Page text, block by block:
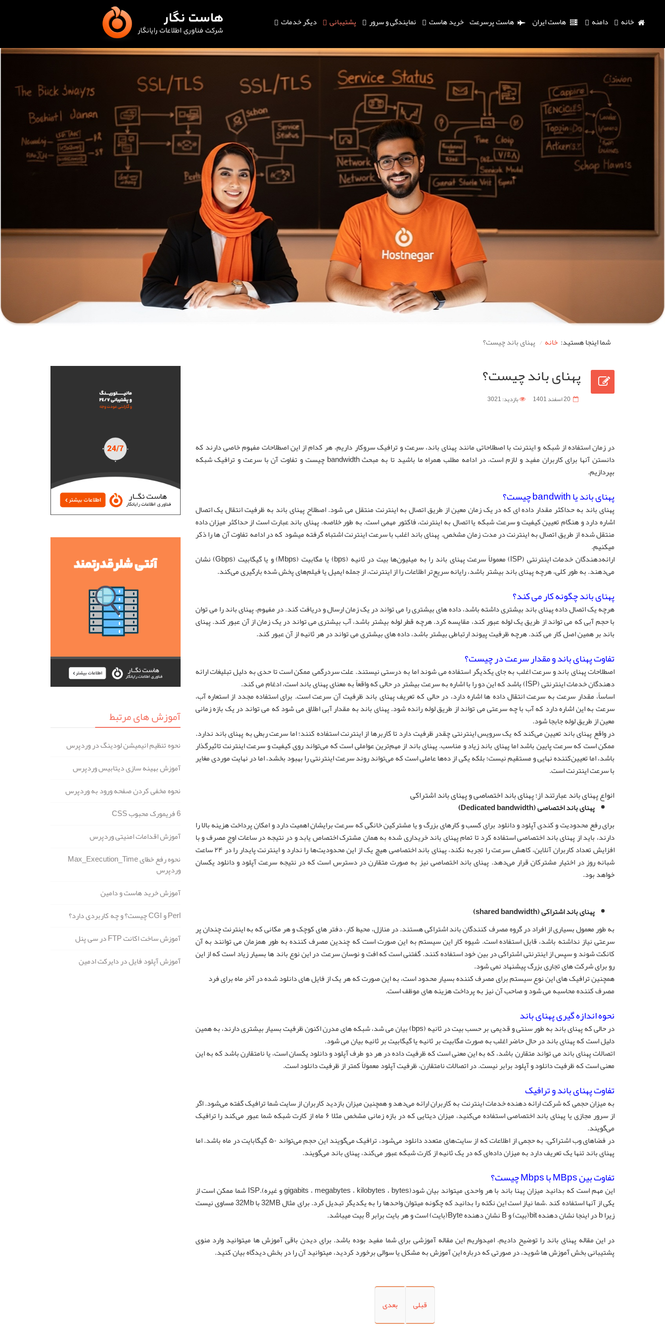
خانه دامنه هاست ایران هاست پرسرعت خرید هاست نمایندگی و سرور پشتیبانی دیگر خدمات
شما اینجا هستید: خانه پهنای باند چیست؟
پهنای باند چیست؟
20 اسفند 1401 بازدید: 3021
در زمان استفاده از شبکه و اینترنت با اصطلاحاتی مانند پهنای باند، سرعت و ترافیک سروکار داریم، هر کدام از این اصطلاحات مفهوم خاصی دارند که
دانستن آنها برای کاربران مفید و لازم است، در ادامه مطلب همراه ما باشید تا به مبحث bandwidth چیست و تفاوت آن با سرعت و ترافیک شبکه
بپردازیم.
پهنای باند یا bandwith چیست؟
پهنای باند به حداکثر مقدار داده ای که در یک زمان معین از طریق اتصال به اینترنت منتقل می شود. اصطلاح پهنای باند به ظرفیت انتقال یک اتصال
اشاره دارد و هنگام تعیین کیفیت و سرعت شبکه یا اتصال به اینترنت، فاکتور مهمی است. به طور خلاصه، پهنای باند عبارت است از حداکثر میزان داده
منتقل شده از طریق اتصال به اینترنت در مدت زمان مشخص. پهنای باند اغلب با سرعت اینترنت اشتباه گرفته میشود که در ادامه تفاوت آن ها را ذکر
میکنیم.
ارائه‌دهندگان خدمات اینترنتی (ISP) معمولاً سرعت پهنای باند را به میلیون‌ها بیت در ثانیه (bps) یا مگابیت (Mbps) و یا گیگابیت (Gbps) نشان
می‌دهند. به طور کلی، هرچه پهنای باند بیشتر باشد، رایانه سریع‌تر اطلاعات را از اینترنت، از جمله ایمیل یا فیلم‌های پخش شده بارگیری می‌کند.
پهنای باند چگونه کار می کند؟
هرچه یک اتصال داده پهنای باند بیشتری داشته باشد، داده های بیشتری را می تواند در یک زمان ارسال و دریافت کند. در مفهوم، پهنای باند را می توان
با حجم آبی که می تواند از طریق یک لوله عبور کند، مقایسه کرد. هرچه قطر لوله بیشتر باشد، آب بیشتری می تواند در یک زمان از آن عبور کند. پهنای
باند بر همین اصل کار می کند. هرچه ظرفیت پیوند ارتباطی بیشتر باشد، داده های بیشتری می تواند در هر ثانیه از آن عبور کند.
تفاوت پهنای باند و مقدار سرعت در چیست؟
اصطلاحات پهنای باند و سرعت اغلب به جای یکدیگر استفاده می شوند اما به درستی نیستند. علت سردرگمی ممکن است تا حدی به دلیل تبلیغات ارائه
دهندگان خدمات اینترنتی (ISP) باشد که این دو را با اشاره به سرعت بیشتر در حالی که واقعاً به معنای پهنای باند است، ادغام می کند.
اساساً، مقدار سرعت به سرعت انتقال داده ها اشاره دارد، در حالی که تعریف پهنای باند ظرفیت آن سرعت است. برای استفاده مجدد از استعاره آب،
سرعت به این اشاره دارد که آب با چه سرعتی می تواند از طریق لوله رانده شود. پهنای باند به مقدار آبی اطلاق می شود که می تواند در یک بازه زمانی
معین از طریق لوله جابجا شود.
در واقع پهنای باند تعیین می‌کند که یک سرویس اینترنتی چقدر ظرفیت دارد تا کاربرها از اینترنت استفاده کنند؛ اما سرعت ربطی به پهنای باند ندارد.
ممکن است که سرعت پایین باشد اما پهنای باند زیاد و مناسب. پهنای باند از مهم‌ترین عواملی است که می‌تواند روی کیفیت و سرعت اینترنت تاثیرگذار
باشد، اما تعیین‌کننده نهایی و مستقیم نیست؛ بلکه یکی از ده‌ها عاملی است که می‌تواند روند سرعت اینترنتی را بهبود بخشد، اما در نهایت موردی مغایر
با سرعت اینترنت است.
انواع پهنای باند عبارتند از؛ پهنای باند اختصاصی و پهنای باند اشتراکی
پهنای باند اختصاصی (Dedicated bandwidth)
برای رفع محدودیت و کندی آپلود و دانلود برای کسب و کارهای بزرگ و یا مشترکین خانگی که سرعت برایشان اهمیت دارد و امکان پرداخت هزینه بالا را
دارند، باید از پهنای باند اختصاصی استفاده کرد تا تمام پهنای باند خریداری شده به همان مشترک اختصاص یابد و در نتیجه در ساعات اوج مصرف و با
افزایش تعداد کاربران آنلاین، کاهش سرعت را تجربه نکند، پهنای باند اختصاصی هیچ یک از این محدودیت‌ها را ندارد و اینترنت پایدار را در ۲۴ ساعت
شبانه روز در اختیار مشترکان قرار می‌دهد. پهنای باند اختصاصی نیز به صورت متقارن در دسترس است که در نتیجه سرعت آپلود و دانلود یکسان
خواهد بود.
پهنای باند اشتراکی (shared bandwidth)
به طور معمول بسیاری از افراد در گروه مصرف کنندگان باند اشتراکی هستند. در منازل، محیط کار، دفتر های کوچک و هر مکانی که به اینترنت چندان پر
سرعتی نیاز نداشته باشد، قابل استفاده است. شیوه کار این سیستم به این صورت است که چندین مصرف کننده به طور همزمان می توانند به آن
کانکت شوند و سپس از اینترنتی اشتراکی در بین خود استفاده کنند. گفتنی است که افت و نوسان سرعت در این نوع باند ها بسیار زیاد است که از این
رو برای شرکت های تجاری بزرگ پیشنهاد نمی شود.
همچنین ترافیک های این نوع سیستم برای مصرف کننده بسیار محدود است، به این صورت که هر یک از فایل های دانلود شده در آخر ماه برای فرد
مصرف کننده محاسبه می شود و صاحب آن نیز به پرداخت هزینه های موظف است.
نحوه اندازه گیری پهنای باند
در حالی که پهنای باند به طور سنتی و قدیمی بر حسب بیت در ثانیه (bps) بیان می شد، شبکه های مدرن اکنون ظرفیت بسیار بیشتری دارند، به همین
دلیل است که پهنای باند در حال حاضر اغلب به صورت مگابیت بر ثانیه یا گیگابیت بر ثانیه بیان می شود.
اتصالات پهنای باند می تواند متقارن باشد، که به این معنی است که ظرفیت داده در هر دو طرف آپلود و دانلود یکسان است، یا نامتقارن باشد که به این
معنی است که ظرفیت دانلود و آپلود برابر نیست. در اتصالات نامتقارن، ظرفیت آپلود معمولاً کمتر از ظرفیت دانلود است.
تفاوت پهنای باند و ترافیک
به میزان حجمی که شرکت ارائه دهنده خدمات اینترنت به کاربران ارائه می‌دهد و همچنین میزان بازدید کاربران از سایت شما ترافیک گفته می‌شود. اگر
از سرور مجازی یا پهنای باند اختصاصی استفاده می‌کنید، میزان دیتایی که در بازه زمانی مشخص مثلا ۶ ماه از کارت شبکه شما عبور می‌کند را ترافیک
می‌گویند.
در فضاهای وب اشتراکی، به حجمی از اطلاعات که از سایت‌های متعدد دانلود می‌شود، ترافیک می‌گویند این حجم می‌تواند ۵۰ گیگابایت در ماه باشد. اما
پهنای باند تنها یک تعریف دارد به میزان داده‌ای که در یک ثانیه از کارت شبکه عبور می‌کند، پهنای باند می‌گویند.
تفاوت بین MBps با Mbps چیست؟
این مهم است که بدانید میزان پهنا باند با هر واحدی میتواند بیان شود(gigabits ، megabytes ، kilobytes ، bytes و غیره).ISP شما ممکن است از
یکی از آنها استفاده کند .شما نیاز است این نکته را بدانید که چگونه میتوان واحدها را به یکدیگر تبدیل کرد. برای مثال 32MB با 32Mb مساوی نیست
زیرا b در اینجا نشان دهنده bit(بیت) و B نشان دهنده Byte(بایت) است و هر بایت برابر 8 بیت میباشد.
در این مقاله پهنای باند را توضیح دادیم، امیدواریم این مقالهآموزشی برای شما مفید بوده باشد. برای دیدن باقی آموزش ها میتوانید وارد منوی
پشتیبانی بخش آموزش ها شوید، در صورتی که درباره این آموزش به مشکل یا سوالی برخورد کردید، میتوانید آن را در بخش دیدگاه بیان کنید.
قبلی بعدی
آموزش های مرتبط
نحوه تنظیم انیمیشن لودینگ در وردپرس
آموزش بهینه سازی دیتابیس وردپرس
نحوه مخفی کردن صفحه ورود به وردپرس
6 فریمورک محبوب CSS
آموزش اقدامات امنیتی وردپرس
نحوه رفع خطای Max_Execution_Time
وردپرس
آموزش خرید هاست و دامین
Perl و CGI چیست؟ و چه کاربردی دارد؟
آموزش ساخت اکانت FTP در سی پنل
آموزش آپلود فايل در دايركت ادمين